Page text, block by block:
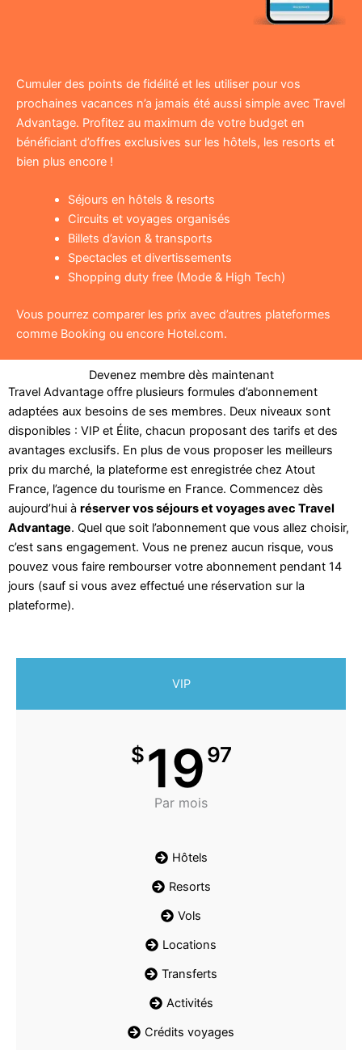
Cumuler des points de fidélité et les utiliser pour vos
prochaines vacances n’a jamais été aussi simple avec Travel
Advantage. Profitez au maximum de votre budget en
bénéficiant d’offres exclusives sur les hôtels, les resorts et
bien plus encore !
Séjours en hôtels & resorts
Circuits et voyages organisés
Billets d’avion & transports
Spectacles et divertissements
Shopping duty free (Mode & High Tech)
Vous pourrez comparer les prix avec d’autres plateformes
comme Booking ou encore Hotel.com.
Devenez membre dès maintenant
Travel Advantage offre plusieurs formules d’abonnement
adaptées aux besoins de ses membres. Deux niveaux sont
disponibles : VIP et Élite, chacun proposant des tarifs et des
avantages exclusifs. En plus de vous proposer les meilleurs
prix du marché, la plateforme est enregistrée chez Atout
France, l’agence du tourisme en France. Commencez dès
aujourd’hui à réserver vos séjours et voyages avec Travel
Advantage. Quel que soit l’abonnement que vous allez choisir,
c’est sans engagement. Vous ne prenez aucun risque, vous
pouvez vous faire rembourser votre abonnement pendant 14
jours (sauf si vous avez effectué une réservation sur la
plateforme).
VIP
$1997
Par mois
Hôtels
Resorts
Vols
Locations
Transferts
Activités
Crédits voyages